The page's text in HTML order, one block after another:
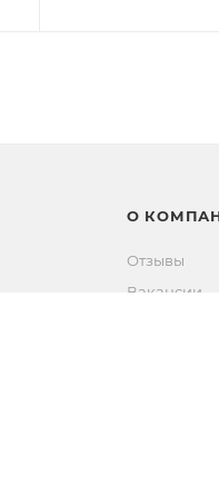
О
Отзывы
Вакансии